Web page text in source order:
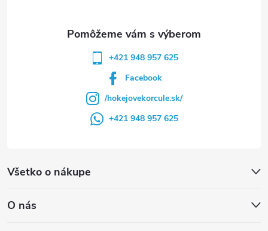
Všetko o nákupe
O nás
+421 948 957 625
Facebook
/hokejovekorcule.sk/
+421 948 957 625